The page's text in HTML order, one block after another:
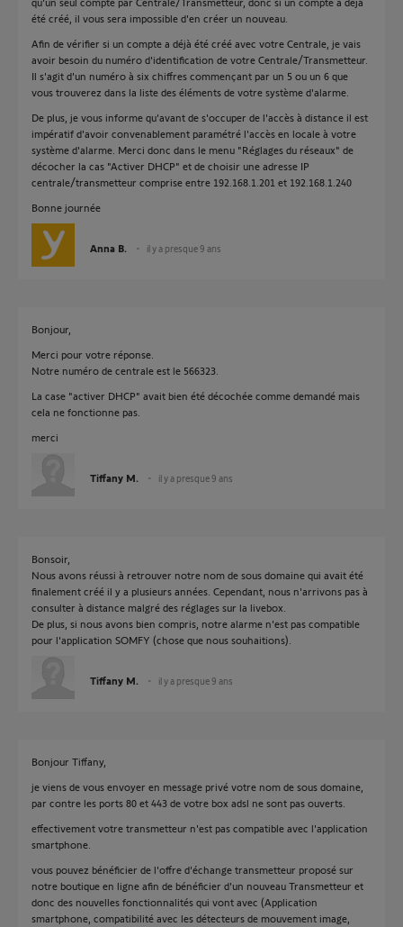
été créé, il vous sera impossible d'en créer un nouveau.
Afin de vérifier si un compte a déjà été créé avec votre Centrale, je vais
avoir besoin du numéro d'identification de votre Centrale/Transmetteur.
Il s'agit d'un numéro à six chiffres commençant par un 5 ou un 6 que
vous trouverez dans la liste des éléments de votre système d'alarme.
De plus, je vous informe qu'avant de s'occuper de l'accès à distance il est
impératif d'avoir convenablement paramétré l'accès en locale à votre
système d'alarme. Merci donc dans le menu "Réglages du réseaux" de
décocher la cas "Activer DHCP" et de choisir une adresse IP
centrale/transmetteur comprise entre 192.168.1.201 et 192.168.1.240
Bonne journée
Anna B. il y a presque 9 ans
Bonjour,
Merci pour votre réponse.
Notre numéro de centrale est le 566323.
La case "activer DHCP" avait bien été décochée comme demandé mais
cela ne fonctionne pas.
merci
Tiffany M. il y a presque 9 ans
Bonsoir,
Nous avons réussi à retrouver notre nom de sous domaine qui avait été
finalement créé il y a plusieurs années. Cependant, nous n'arrivons pas à
consulter à distance malgré des réglages sur la livebox.
De plus, si nous avons bien compris, notre alarme n'est pas compatible
pour l'application SOMFY (chose que nous souhaitions).
Tiffany M. il y a presque 9 ans
Bonjour Tiffany,
je viens de vous envoyer en message privé votre nom de sous domaine,
par contre les ports 80 et 443 de votre box adsl ne sont pas ouverts.
effectivement votre transmetteur n'est pas compatible avec l'application
smartphone.
vous pouvez bénéficier de l'offre d'échange transmetteur proposé sur
notre boutique en ligne afin de bénéficier d'un nouveau Transmetteur et
donc des nouvelles fonctionnalités qui vont avec (Application
smartphone, compatibilité avec les détecteurs de mouvement image,